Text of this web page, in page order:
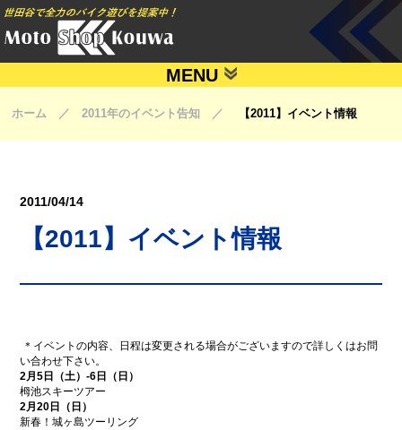
MENU
ホーム ／ 2011年のイベント告知 ／ 【2011】イベント情報
2011/04/14
【2011】イベント情報
＊イベントの内容、日程は変更される場合がございますので詳しくはお問
い合わせ下さい。
2月5日（土）-6日（日）
栂池スキーツアー
2月20日（日）
新春！城ヶ島ツーリング